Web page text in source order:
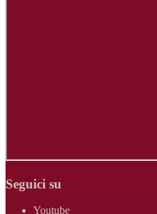
Seguici su
Youtube